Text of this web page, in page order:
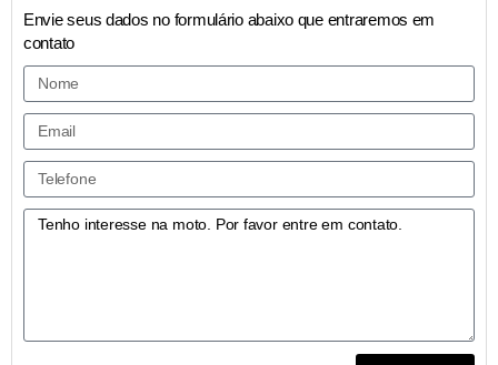
Envie seus dados no formulário abaixo que entraremos em
contato